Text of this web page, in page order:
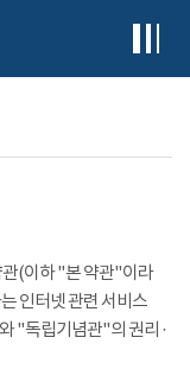
(이하 "본 약관"이라
인터넷 관련 서비스
"독립기념관"의 권리 ·